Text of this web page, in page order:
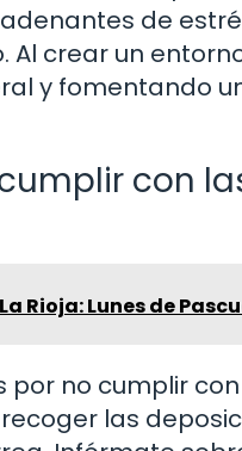
de
crear un
y fomentando
con
Rioja: Lunes de
por no cumplir
las